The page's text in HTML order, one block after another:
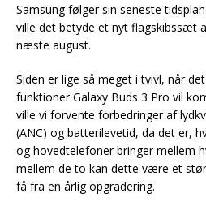
Samsung følger sin seneste
ville det betyde et nyt flagskibssæt
næste august.
Siden er lige så meget i tvivl, når
funktioner Galaxy Buds 3 Pro vil
ville vi forvente forbedringer af
(ANC) og batterilevetid, da det er,
og hovedtelefoner bringer mellem
mellem de to kan dette være et
få fra en årlig opgradering.